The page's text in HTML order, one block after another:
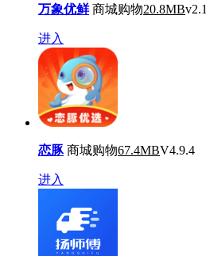
万象优鲜 商城购物20.8MBv2.1
进入
恋豚 商城购物67.4MBV4.9.4
进入